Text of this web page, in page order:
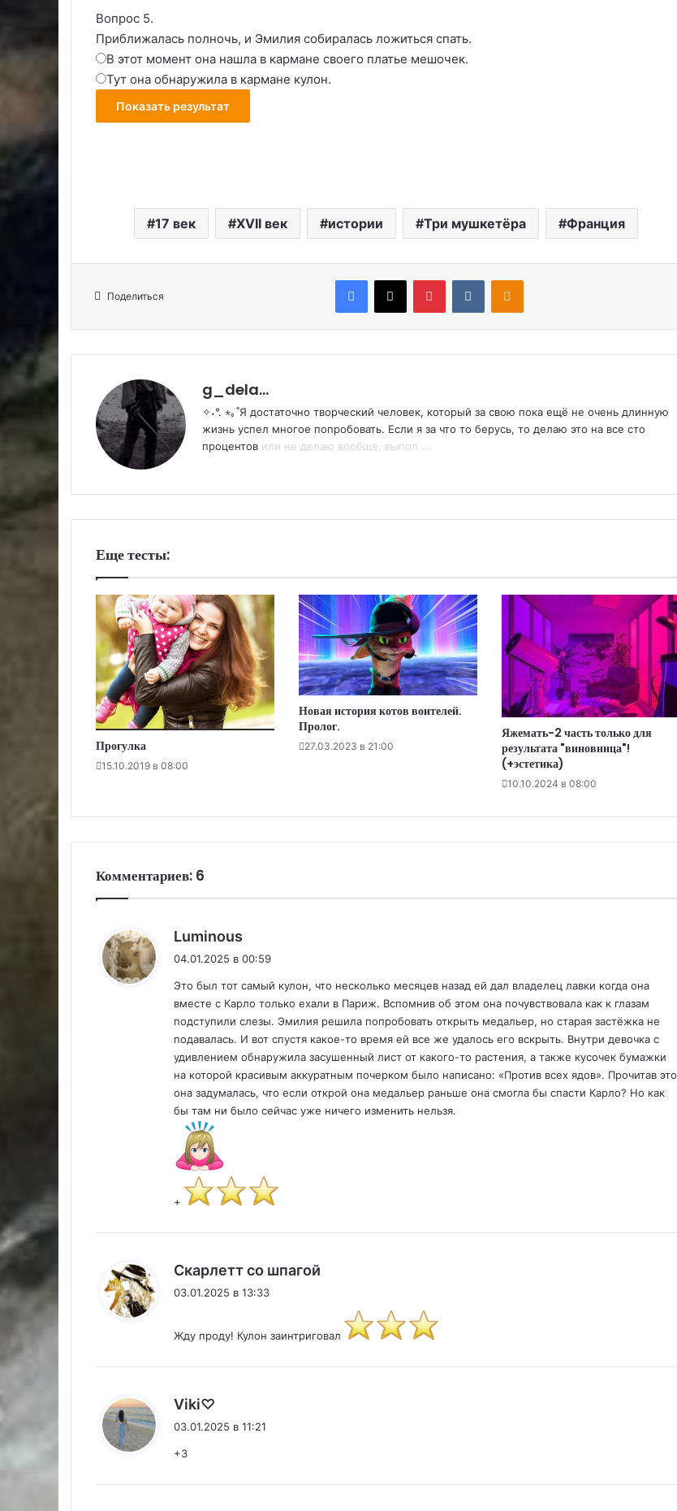
Вопрос 5.
Приближалась полночь, и Эмилия собиралась ложиться спать.
В этот момент она нашла в кармане своего платье мешочек.
Тут она обнаружила в кармане кулон.
17 век XVII век истории Три мушкетёра Франция
Поделиться
Facebook X Pinterest VKontakte Odnoklassniki
g_dela...
✧˖°. ⋆｡˚Я достаточно творческий человек, который за свою пока ещё не очень длинную
жизнь успел многое попробовать. Если я за что то берусь, то делаю это на все сто
процентов или не делаю вообще, выпол ...
Еще тесты:
Прогулка
15.10.2019 в 08:00
Новая история котов воителей.
Пролог.
27.03.2023 в 21:00
Яжемать-2 часть только для
результата "виновница"!
(+эстетика)
10.10.2024 в 08:00
Комментариев: 6
Luminous
04.01.2025 в 00:59
Это был тот самый кулон, что несколько месяцев назад ей дал владелец лавки когда она
вместе с Карло только ехали в Париж. Вспомнив об этом она почувствовала как к глазам
подступили слезы. Эмилия решила попробовать открыть медальер, но старая застёжка не
подавалась. И вот спустя какое-то время ей все же удалось его вскрыть. Внутри девочка с
удивлением обнаружила засушенный лист от какого-то растения, а также кусочек бумажки
на которой красивым аккуратным почерком было написано: «Против всех ядов». Прочитав это
она задумалась, что если открой она медальер раньше она смогла бы спасти Карло? Но как
бы там ни было сейчас уже ничего изменить нельзя.
+
Скарлетт со шпагой
03.01.2025 в 13:33
Жду проду! Кулон заинтриговал
Viki♡
03.01.2025 в 11:21
+3